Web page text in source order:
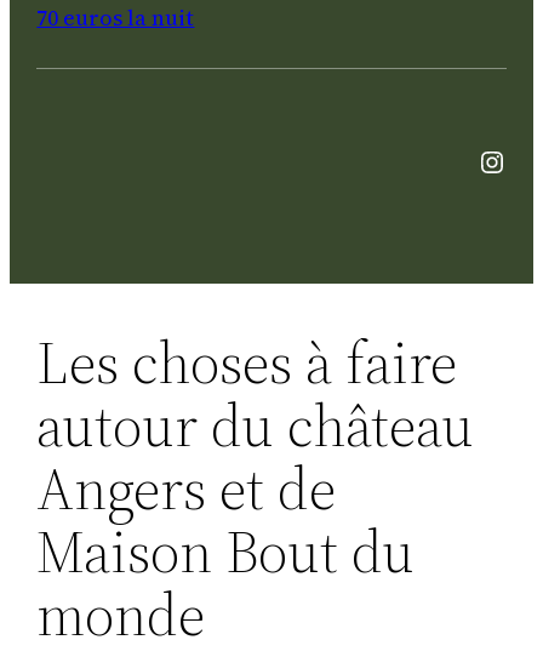
70 euros la nuit
Les choses à faire
autour du château
Angers et de
Maison Bout du
monde